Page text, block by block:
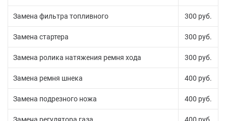
Замена фильтра топливного 300 руб.
Замена стартера 300 руб.
Замена ролика натяжения ремня хода 300 руб.
Замена ремня шнека 400 руб.
Замена подрезного ножа 400 руб.